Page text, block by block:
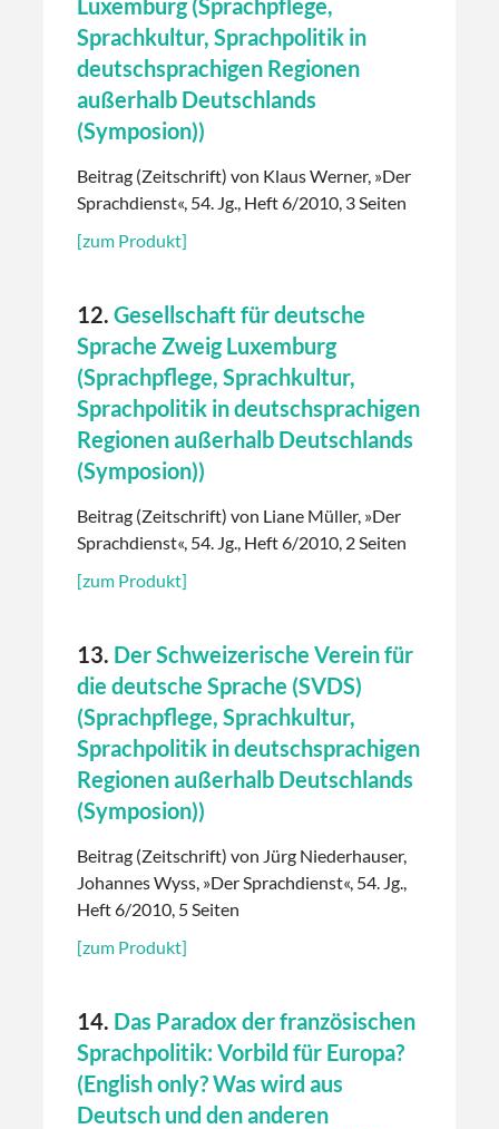
Sprachkultur, Sprachpolitik in
deutschsprachigen Regionen
außerhalb Deutschlands
(Symposion))
Beitrag (Zeitschrift) von Klaus Werner, »Der
Sprachdienst«, 54. Jg., Heft 6/2010, 3 Seiten
[zum Produkt]
12. Gesellschaft für deutsche
Sprache Zweig Luxemburg
(Sprachpflege, Sprachkultur,
Sprachpolitik in deutschsprachigen
Regionen außerhalb Deutschlands
(Symposion))
Beitrag (Zeitschrift) von Liane Müller, »Der
Sprachdienst«, 54. Jg., Heft 6/2010, 2 Seiten
[zum Produkt]
13. Der Schweizerische Verein für
die deutsche Sprache (SVDS)
(Sprachpflege, Sprachkultur,
Sprachpolitik in deutschsprachigen
Regionen außerhalb Deutschlands
(Symposion))
Beitrag (Zeitschrift) von Jürg Niederhauser,
Johannes Wyss, »Der Sprachdienst«, 54. Jg.,
Heft 6/2010, 5 Seiten
[zum Produkt]
14. Das Paradox der französischen
Sprachpolitik: Vorbild für Europa?
(English only? Was wird aus
Deutsch und den anderen